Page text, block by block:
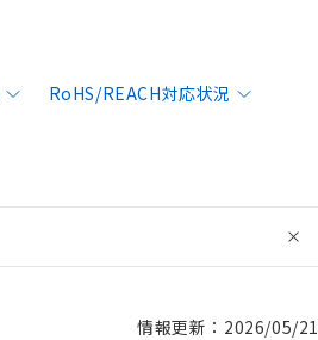
RoHS/REACH対応状況
情報更新：2026/05/21